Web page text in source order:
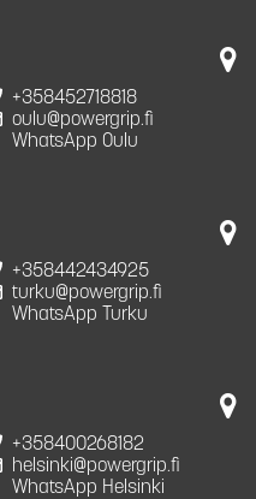
+358452718818
oulu@powergrip.fi
WhatsApp Oulu
+358442434925
turku@powergrip.fi
WhatsApp Turku
+358400268182
helsinki@powergrip.fi
WhatsApp Helsinki